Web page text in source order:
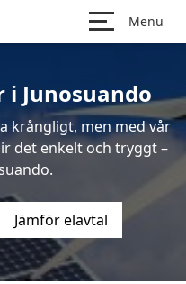
Menu
Junosuando
krångligt, men med vår
det enkelt och tryggt –
Jämför elavtal